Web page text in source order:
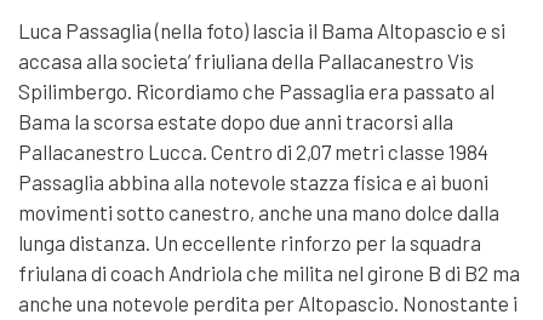
Luca Passaglia (nella foto) lascia il Bama Altopascio e si
accasa alla societa’ friuliana della Pallacanestro Vis
Spilimbergo. Ricordiamo che Passaglia era passato al
Bama la scorsa estate dopo due anni tracorsi alla
Pallacanestro Lucca. Centro di 2,07 metri classe 1984
Passaglia abbina alla notevole stazza fisica e ai buoni
movimenti sotto canestro, anche una mano dolce dalla
lunga distanza. Un eccellente rinforzo per la squadra
friulana di coach Andriola che milita nel girone B di B2 ma
anche una notevole perdita per Altopascio. Nonostante i